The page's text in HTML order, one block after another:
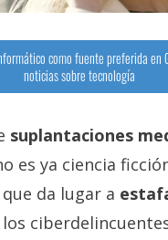
como fuente preferida en
noticias sobre tecnología
suplantaciones
es ya ciencia
da lugar a